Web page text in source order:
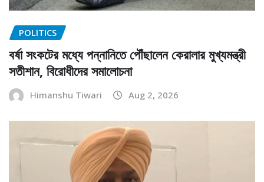
POLITICS
বর্ষা সংকটের মধ্যে পন্নানিতে পৌঁছালেন কেরালার মুখ্যমন্ত্রী
সতীশান, বিরোধীদের সমালোচনা
Himanshu Tiwari Aug 2, 2026